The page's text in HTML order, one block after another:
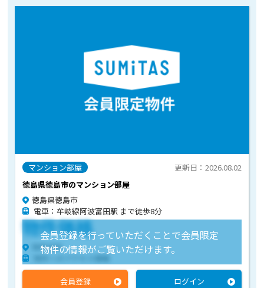
マンション部屋
徳島県徳島市のマンション部屋
更新日：2026.08.02
徳島県徳島市
電車：牟岐線阿波富田駅 まで徒歩8分
会員登録を行っていただくことで会員限定
物件の情報がご覧いただけます。
物件価格
物件住所
会員登録 ログイン